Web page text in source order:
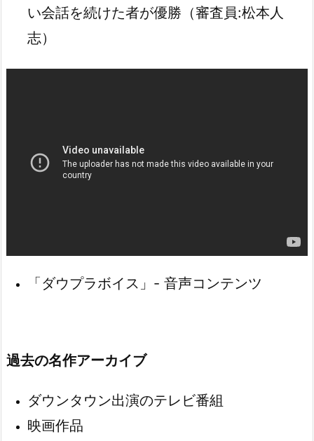
い会話を続けた者が優勝（審査員:松本人
志）
「ダウプラボイス」- 音声コンテンツ
過去の名作アーカイブ
ダウンタウン出演のテレビ番組
映画作品